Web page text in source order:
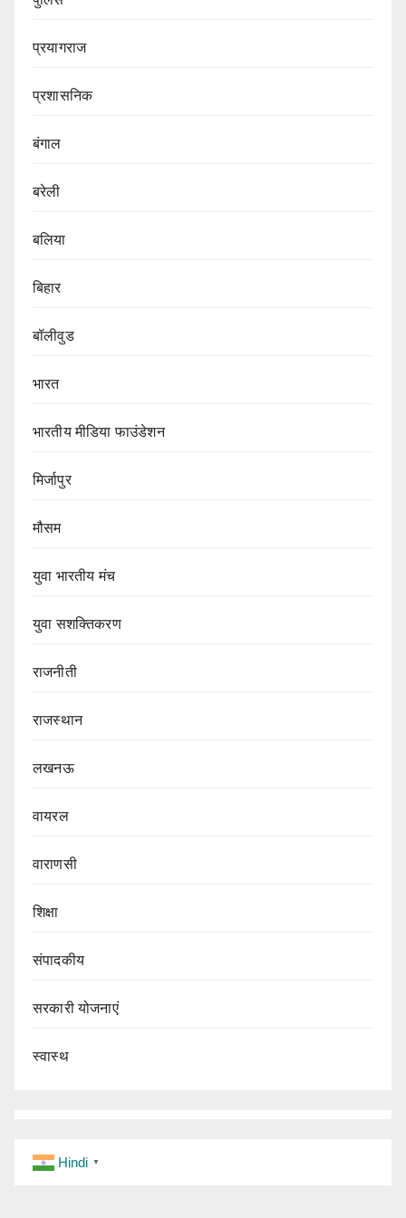
प्रयागराज
प्रशासनिक
बंगाल
बरेली
बलिया
बिहार
बॉलीवुड
भारत
भारतीय मीडिया फाउंडेशन
मिर्जापुर
मौसम
युवा भारतीय मंच
युवा सशक्तिकरण
राजनीती
राजस्थान
लखनऊ
वायरल
वाराणसी
शिक्षा
संपादकीय
सरकारी योजनाएं
स्वास्थ
Hindi ▼